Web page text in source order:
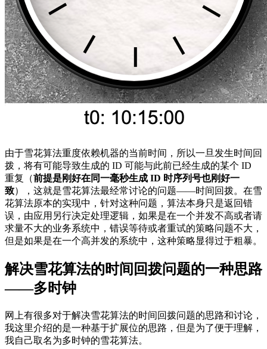
由于雪花算法重度依赖机器的当前时间，所以一旦发生时间回
拨，将有可能导致生成的 ID 可能与此前已经生成的某个 ID
重复（前提是刚好在同一毫秒生成 ID 时序列号也刚好一
致），这就是雪花算法最经常讨论的问题——时间回拨。在雪
花算法原本的实现中，针对这种问题，算法本身只是返回错
误，由应用另行决定处理逻辑，如果是在一个并发不高或者请
求量不大的业务系统中，错误等待或者重试的策略问题不大，
但是如果是在一个高并发的系统中，这种策略显得过于粗暴。
解决雪花算法的时间回拨问题的一种思路
——多时钟
网上有很多对于解决雪花算法的时间回拨问题的思路和讨论，
我这里介绍的是一种基于扩展位的思路，但是为了便于理解，
我自己取名为多时钟的雪花算法。